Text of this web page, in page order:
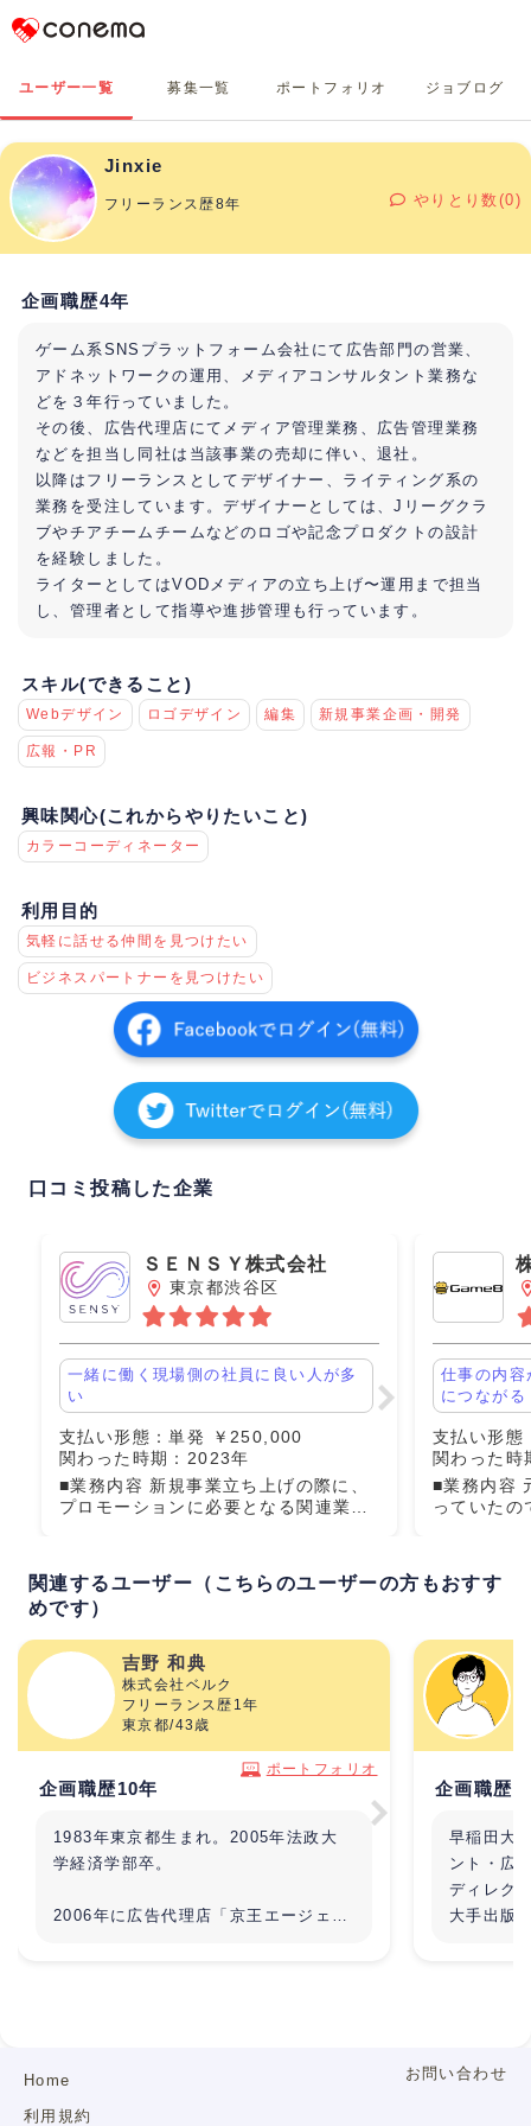
Conema
ユーザー一覧 募集一覧 ポートフォリオ ジョブログ
Jinxie
フリーランス歴8年 やりとり数(0)
企画職歴4年
ゲーム系SNSプラットフォーム会社にて広告部門の営業、
アドネットワークの運用、メディアコンサルタント業務な
どを３年行っていました。
その後、広告代理店にてメディア管理業務、広告管理業務
などを担当し同社は当該事業の売却に伴い、退社。
以降はフリーランスとしてデザイナー、ライティング系の
業務を受注しています。デザイナーとしては、Jリーグクラ
ブやチアチームチームなどのロゴや記念プロダクトの設計
を経験しました。
ライターとしてはVODメディアの立ち上げ〜運用まで担当
し、管理者として指導や進捗管理も行っています。
スキル(できること)
Webデザイン ロゴデザイン 編集 新規事業企画・開発
広報・PR
興味関心(これからやりたいこと)
カラーコーディネーター
利用目的
気軽に話せる仲間を見つけたい
ビジネスパートナーを見つけたい
口コミ投稿した企業
ＳＥＮＳＹ株式会社
東京都渋谷区
一緒に働く現場側の社員に良い人が多
い
支払い形態：単発 ￥250,000
関わった時期：2023年
■業務内容 新規事業立ち上げの際に、
プロモーションに必要となる関連業務
ジェクトに関する打ち合わせを行いま
した。 提示された通り
仕事の内容
につながる
支払い形
関わった時
■業務内容
っていたの
わる業務
り組むこと
関連するユーザー（こちらのユーザーの方もおすす
めです）
吉野 和典
株式会社ベルク
フリーランス歴1年
東京都/43歳
ポートフォリオ
企画職歴10年
1983年東京都生まれ。2005年法政大
学経済学部卒。
2006年に広告代理店「京王エージェン
企画職歴7
早稲田大
ント・広
ディレク
大手出版
ンスとし
Home
利用規約
お問い合わせ